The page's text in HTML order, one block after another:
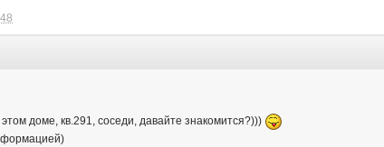
доме, кв.291, соседи, давайте знакомится?)))